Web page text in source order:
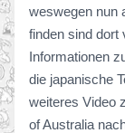
weswegen nun
finden sind dort
Informationen
die japanische
weiteres Video
of Australia